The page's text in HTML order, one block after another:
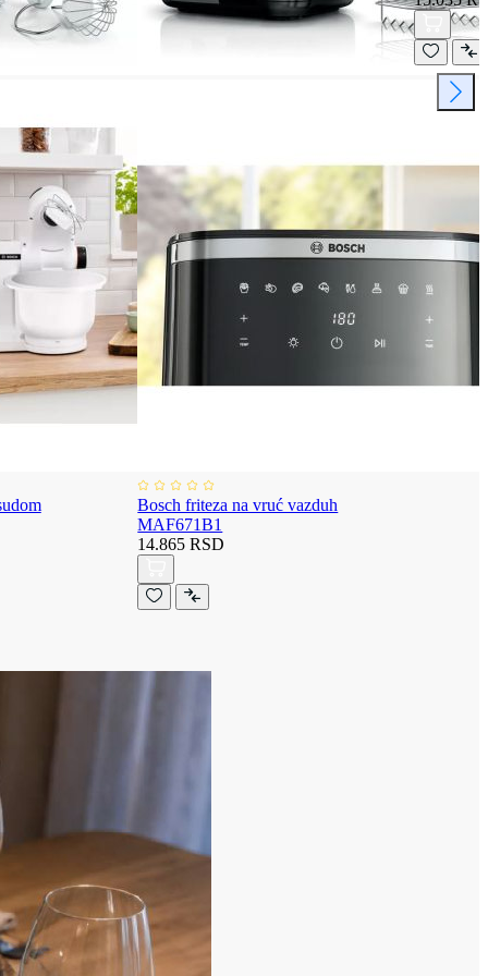
Bosch friteza na vruć vazduh
MAF671B1
14.865 RSD